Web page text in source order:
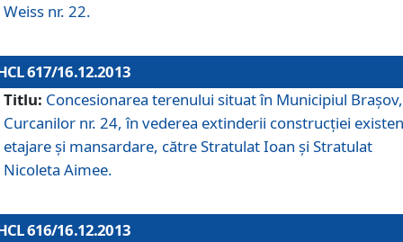
Weiss nr. 22.
617/16.12.2013
Titlu: Concesionarea terenului situat în Municipiul
Curcanilor nr. 24, în vederea extinderii construcţiei
etajare şi mansardare, către Stratulat Ioan şi Stratulat
Nicoleta Aimee.
616/16.12.2013